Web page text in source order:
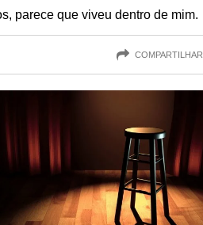
parece que viveu dentro de mim.
COMPARTILHAR